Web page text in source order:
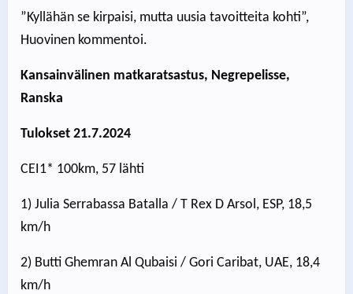
”Kyllähän se kirpaisi, mutta uusia tavoitteita kohti”,
Huovinen kommentoi.
Kansainvälinen matkaratsastus, Negrepelisse,
Ranska
Tulokset 21.7.2024
CEI1* 100km, 57 lähti
1) Julia Serrabassa Batalla / T Rex D Arsol, ESP, 18,5
km/h
2) Butti Ghemran Al Qubaisi / Gori Caribat, UAE, 18,4
km/h